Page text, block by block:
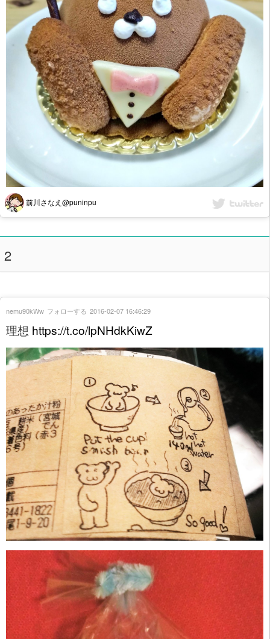
前川さなえ@puninpu
2
理想 https://t.co/lpNHdkKiwZ
nemu90kWw フォローする 2016-02-07 16:46:29